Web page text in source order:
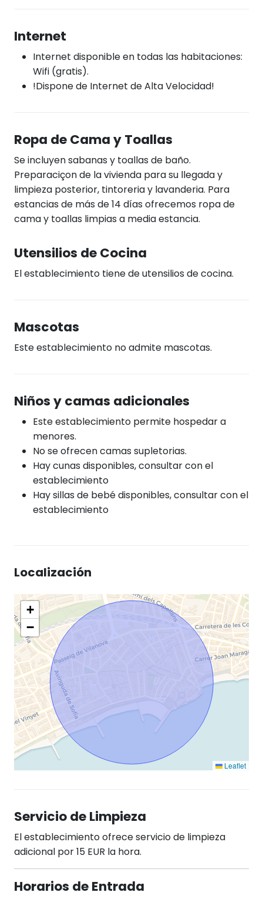
Internet
Internet disponible en todas las habitaciones:
Wifi (gratis).
!Dispone de Internet de Alta Velocidad!
Ropa de Cama y Toallas
Se incluyen sabanas y toallas de baño.
Preparaciçon de la vivienda para su llegada y
limpieza posterior, tintoreria y lavanderia. Para
estancias de más de 14 días ofrecemos ropa de
cama y toallas limpias a media estancia.
Utensilios de Cocina
El establecimiento tiene de utensilios de cocina.
Mascotas
Este establecimiento no admite mascotas.
Niños y camas adicionales
Este establecimiento permite hospedar a
menores.
No se ofrecen camas supletorias.
Hay cunas disponibles, consultar con el
establecimiento
Hay sillas de bebé disponibles, consultar con el
establecimiento
Localización
+
−
Leaflet
Servicio de Limpieza
El establecimiento ofrece servicio de limpieza
adicional por 15 EUR la hora.
Horarios de Entrada